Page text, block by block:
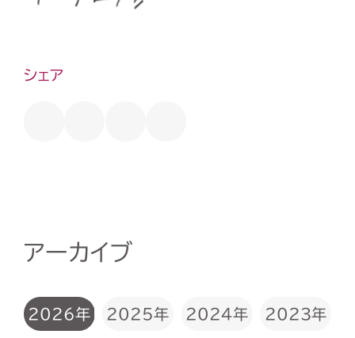
シェア
アーカイブ
2026年 2025年 2024年 2023年